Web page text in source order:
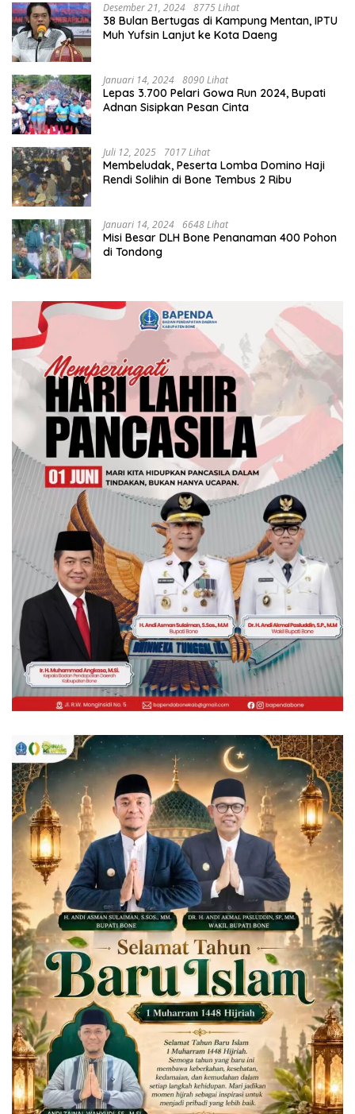
Desember 21, 2024 8775 Lihat
38 Bulan Bertugas di Kampung Mentan, IPTU
Muh Yufsin Lanjut ke Kota Daeng
Januari 14, 2024 8090 Lihat
Lepas 3.700 Pelari Gowa Run 2024, Bupati
Adnan Sisipkan Pesan Cinta
Juli 12, 2025 7017 Lihat
Membeludak, Peserta Lomba Domino Haji
Rendi Solihin di Bone Tembus 2 Ribu
Januari 14, 2024 6648 Lihat
Misi Besar DLH Bone Penanaman 400 Pohon
di Tondong